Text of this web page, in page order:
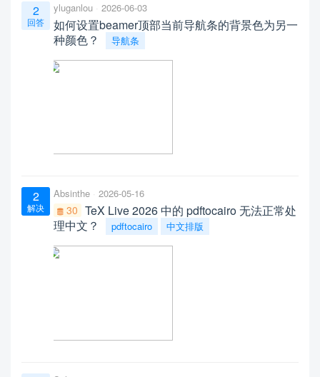
2
回答
yluganlou 2026-06-03
如何设置beamer顶部当前导航条的背景色为另一
种颜色？
导航条
2
解决
Absinthe 2026-05-16
30 TeX Live 2026 中的 pdftocairo 无法正常处
理中文？
pdftocairo 中文排版